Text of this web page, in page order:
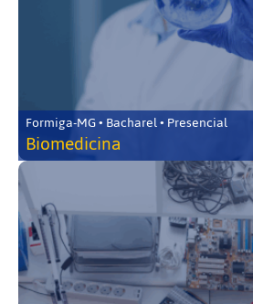
Formiga-MG • Bacharel • Presencial
Biomedicina